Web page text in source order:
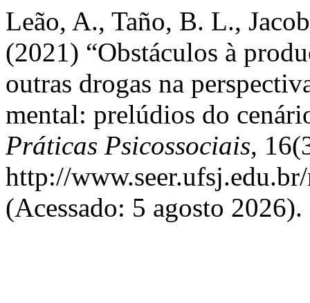
Leão, A., Taño, B. L.,
(2021) “Obstáculos à
outras drogas na
mental: prelúdios do
Práticas Psicossociais,
http://
(Acessado: 5 agosto 2026).